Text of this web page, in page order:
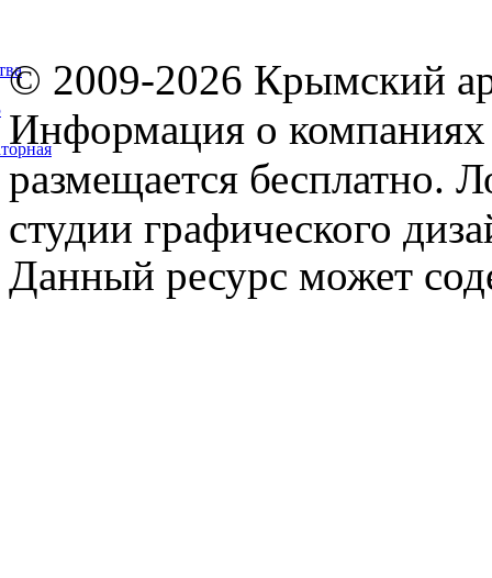
© 2009-2026 Крымский
Информация о компаниях
размещается бесплатно.
студии графического
Данный ресурс может